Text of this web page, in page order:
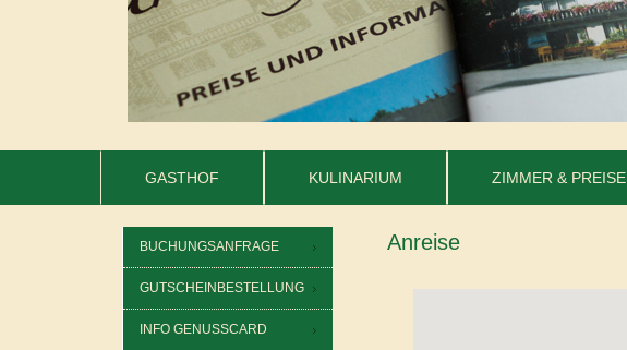
GASTHOF KULINARIUM ZIMMER & PREISE
BUCHUNGSANFRAGE
GUTSCHEINBESTELLUNG
INFO GENUSSCARD
Anreise